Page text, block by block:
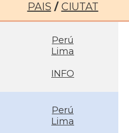
PAIS / CIUTAT
Perú
Lima
INFO
Perú
Lima